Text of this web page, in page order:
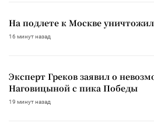
На подлете к Москве
16 минут назад
Эксперт Греков заявил о
Наговицыной с пика Победы
19 минут назад